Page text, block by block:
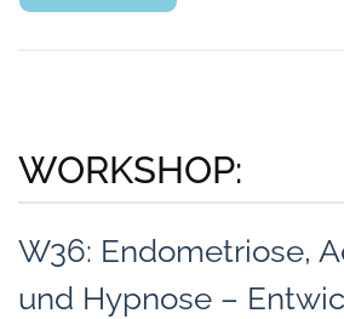
WORKSHOP:
W36: Endometriose,
und Hypnose –